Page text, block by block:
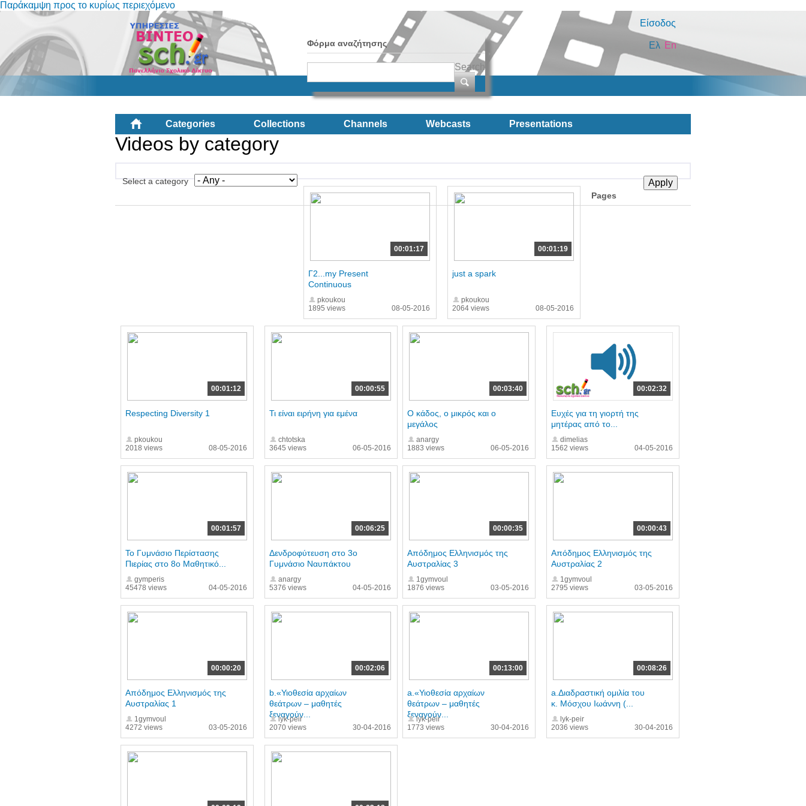
Παράκαμψη προς το κυρίως περιεχόμενο
Είσοδος
Φόρμα αναζήτησης
Search
En
Ελ
Categories Collections Channels Webcasts Presentations
Videos by category
Select a category
00:01:17
1895 views
Γ2...my Present
Continuous
pkoukou
08-05-2016
00:01:19
2064 views
just a spark
pkoukou
08-05-2016
00:01:12
2018 views
Respecting Diversity 1
pkoukou
08-05-2016
00:00:55
3645 views
Τι είναι ειρήνη για εμένα
chtotska
06-05-2016
00:03:40
1883 views
Ο κάδος, ο μικρός και ο
μεγάλος
anargy
06-05-2016
00:02:32
1562 views
Ευχές για τη γιορτή της
μητέρας από το...
dimelias
04-05-2016
00:01:57
45478 views
Το Γυμνάσιο Περίστασης
Πιερίας στο 8o Μαθητικό...
gymperis
04-05-2016
00:06:25
5376 views
Δενδροφύτευση στο 3ο
Γυμνάσιο Ναυπάκτου
anargy
04-05-2016
00:00:35
1876 views
Απόδημος Ελληνισμός της
Αυστραλίας 3
1gymvoul
03-05-2016
00:00:43
2795 views
Απόδημος Ελληνισμός της
Αυστραλίας 2
1gymvoul
03-05-2016
00:00:20
4272 views
Απόδημος Ελληνισμός της
Αυστραλίας 1
1gymvoul
03-05-2016
00:02:06
2070 views
b.«Υιοθεσία αρχαίων
θεάτρων – μαθητές
ξεναγούν...
lyk-peir
30-04-2016
00:13:00
1773 views
a.«Υιοθεσία αρχαίων
θεάτρων – μαθητές
ξεναγούν...
lyk-peir
30-04-2016
00:08:26
2036 views
a.Διαδραστική ομιλία του
κ. Μόσχου Ιωάννη (...
lyk-peir
30-04-2016
Pages